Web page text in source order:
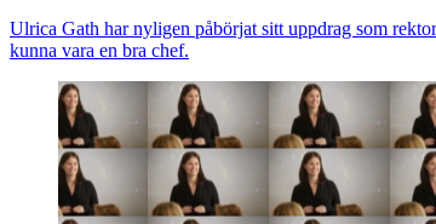
Ulrica Gath har nyligen påbörjat sitt uppdrag som
kunna vara en bra chef.